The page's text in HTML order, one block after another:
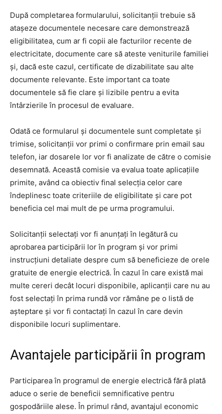
După completarea formularului, solicitanții trebuie să
atașeze documentele necesare care demonstrează
eligibilitatea, cum ar fi copii ale facturilor recente de
electricitate, documente care să ateste veniturile familiei
și, dacă este cazul, certificate de dizabilitate sau alte
documente relevante. Este important ca toate
documentele să fie clare și lizibile pentru a evita
întârzierile în procesul de evaluare.
Odată ce formularul și documentele sunt completate și
trimise, solicitanții vor primi o confirmare prin email sau
telefon, iar dosarele lor vor fi analizate de către o comisie
desemnată. Această comisie va evalua toate aplicațiile
primite, având ca obiectiv final selecția celor care
îndeplinesc toate criteriile de eligibilitate și care pot
beneficia cel mai mult de pe urma programului.
Solicitanții selectați vor fi anunțați în legătură cu
aprobarea participării lor în program și vor primi
instrucțiuni detaliate despre cum să beneficieze de orele
gratuite de energie electrică. În cazul în care există mai
multe cereri decât locuri disponibile, aplicanții care nu au
fost selectați în prima rundă vor rămâne pe o listă de
așteptare și vor fi contactați în cazul în care devin
disponibile locuri suplimentare.
Avantajele participării în program
Participarea în programul de energie electrică fără plată
aduce o serie de beneficii semnificative pentru
gospodăriile alese. În primul rând, avantajul economic